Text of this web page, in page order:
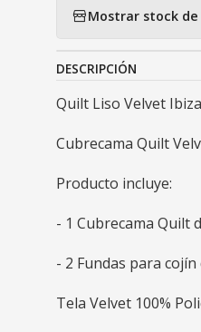
Mostrar stock
DESCRIPCIÓN
Quilt Liso Velvet
Cubrecama Quilt
Producto incluye:
- 1 Cubrecama Quilt
- 2 Fundas para cojín
Tela Velvet 100%